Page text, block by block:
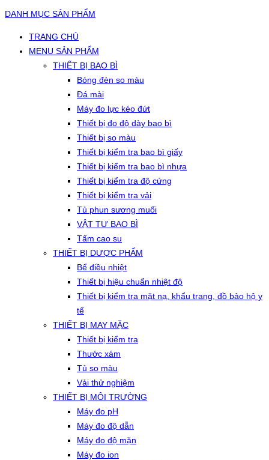
DANH MỤC SẢN PHẨM
TRANG CHỦ
MENU SẢN PHẨM
THIẾT BỊ BAO BÌ
Bóng đèn so màu
Đá mài
Máy đo lực kéo đứt
Thiết bị đo độ dày bao bì
Thiết bị so màu
Thiết bị kiểm tra bao bì giấy
Thiết bị kiểm tra bao bì nhựa
Thiết bị kiểm tra độ cứng
Thiết bị kiểm tra vải
Tủ phun sương muối
VẬT TƯ BAO BÌ
Tấm cao su
THIẾT BỊ DƯỢC PHẨM
Bể điều nhiệt
Thiết bị hiệu chuẩn nhiệt độ
Thiết bị kiểm tra mặt nạ, khẩu trang, đồ bảo hộ y
tế
THIẾT BỊ MAY MẶC
Thiết bị kiểm tra
Thước xám
Tủ so màu
Vải thử nghiệm
THIẾT BỊ MÔI TRƯỜNG
Máy đo pH
Máy đo độ dẫn
Máy đo độ mặn
Máy đo ion